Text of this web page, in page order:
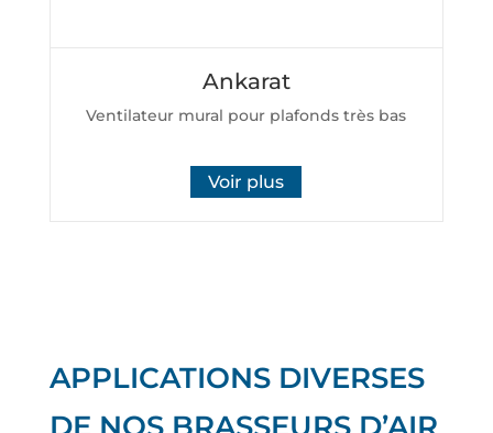
Ankarat
Ventilateur mural pour plafonds très bas
Voir plus
APPLICATIONS DIVERSES